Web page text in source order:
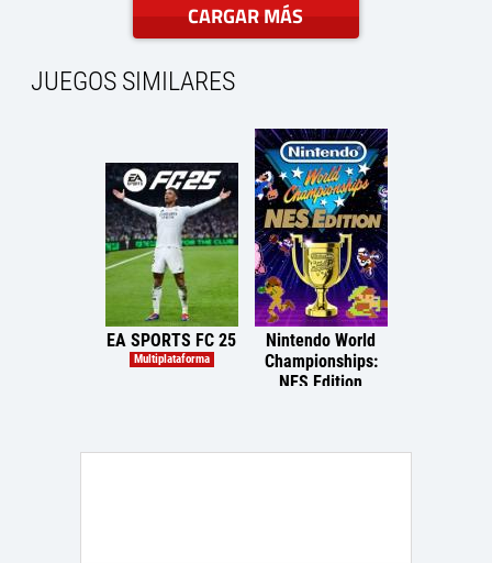
CARGAR MÁS
JUEGOS SIMILARES
EA SPORTS FC 25
Multiplataforma
Nintendo World
Championships:
NES Edition